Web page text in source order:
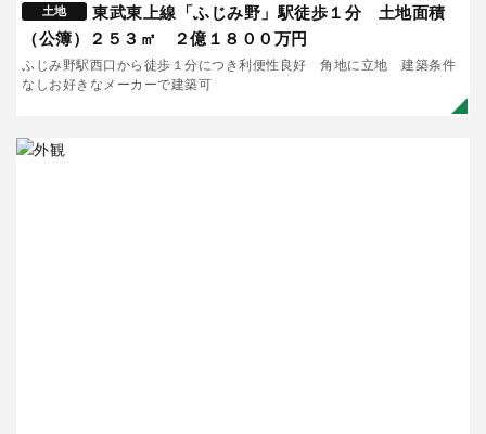
土地
東武東上線「ふじみ野」駅徒歩１分 土地面積
（公簿）２５３㎡ ２億１８００万円
ふじみ野駅西口から徒歩１分につき利便性良好 角地に立地 建築条件
なしお好きなメーカーで建築可